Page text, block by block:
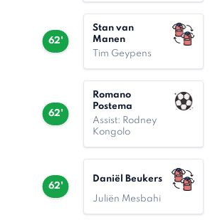
62'
Stan van
Manen
Tim Geypens
62'
Romano
Postema
Assist: Rodney
Kongolo
62'
Daniël Beukers
Juliën Mesbahi